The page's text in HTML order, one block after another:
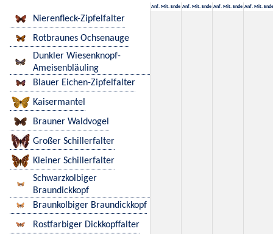
Anf. Mit. Ende Anf. Mit. Ende Anf. Mit. Ende Anf. Mit. Ende
Nierenfleck-Zipfelfalter
Rotbraunes Ochsenauge
Dunkler Wiesenknopf-
Ameisenbläuling
Blauer Eichen-Zipfelfalter
Kaisermantel
Brauner Waldvogel
Großer Schillerfalter
Kleiner Schillerfalter
Schwarzkolbiger
Braundickkopf
Braunkolbiger Braundickkopf
Rostfarbiger Dickkopffalter